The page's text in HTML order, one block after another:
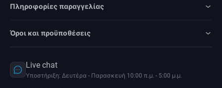
Πληροφορίες παραγγελίας
Όροι και προϋποθέσεις
Live chat
Υποστήριξη: Δευτέρα - Παρασκευή 10:00 π.μ. - 5:00 μ.μ.